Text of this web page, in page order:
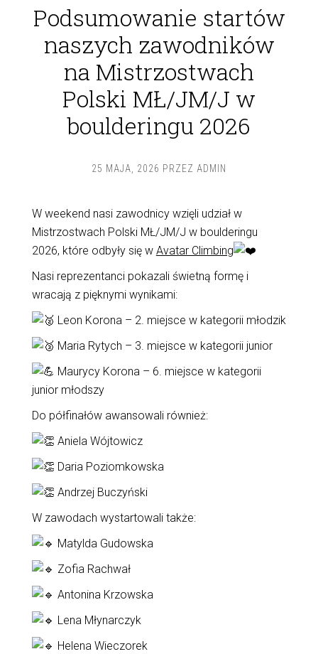
Podsumowanie startów
naszych zawodników
na Mistrzostwach
Polski MŁ/JM/J w
boulderingu 2026
25 MAJA, 2026 PRZEZ ADMIN
W weekend nasi zawodnicy wzięli udział w
Mistrzostwach Polski MŁ/JM/J w boulderingu
2026, które odbyły się w Avatar Climbing
Nasi reprezentanci pokazali świetną formę i
wracają z pięknymi wynikami:
Leon Korona – 2. miejsce w kategorii młodzik
Maria Rytych – 3. miejsce w kategorii junior
Maurycy Korona – 6. miejsce w kategorii
junior młodszy
Do półfinałów awansowali również:
Aniela Wójtowicz
Daria Poziomkowska
Andrzej Buczyński
W zawodach wystartowali także:
Matylda Gudowska
Zofia Rachwał
Antonina Krzowska
Lena Młynarczyk
Helena Wieczorek